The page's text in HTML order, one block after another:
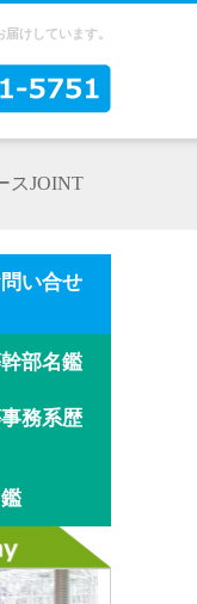
けしています。
スJOINT
い合せ
部名鑑
務系歴